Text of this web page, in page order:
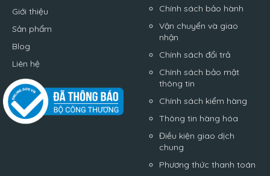
Giới thiệu
Sản phẩm
Blog
Liên hệ
Chính sách bảo hành
Vận chuyển và giao
nhận
Chính sách đổi trả
Chính sách bảo mật
thông tin
Chính sách kiểm hàng
Thông tin hàng hóa
Điều kiện giao dịch
chung
Phương thức thanh toán